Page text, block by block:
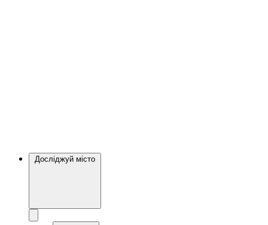
Досліджуй місто